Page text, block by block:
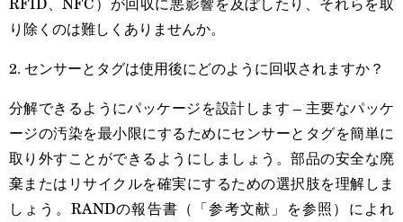
り除くのは難しくありませんか。
2. センサーとタグは使用後にどのように回収されますか？
分解できるようにパッケージを設計します – 主要なパッケ
ージの汚染を最小限にするためにセンサーとタグを簡単に
取り外すことができるようにしましょう。部品の安全な廃
棄またはリサイクルを確実にするための選択肢を理解しま
しょう。RANDの報告書（「参考文献」を参照）によれ